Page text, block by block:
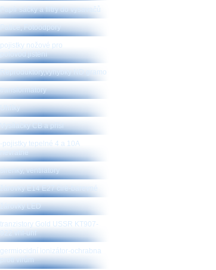
Papír sáčky a filtry do vysavačů
Patice, Fotoodpory
pojistky nožové pro
polovod.jištění
Reproduktory,vyhybky ND gramo
transformátory
Uhlíky
Vysílačky CB a přísl
-pojistky tepelné 4 a 10A
nevratné
sirenky, ventilátory
žárovky E14 E27 čiré-barevné
žárovky LED
tranzistory Gold USSR KT907-
922 vhf-uhf
germiocidní ionizátor-ochrabna
proti virům